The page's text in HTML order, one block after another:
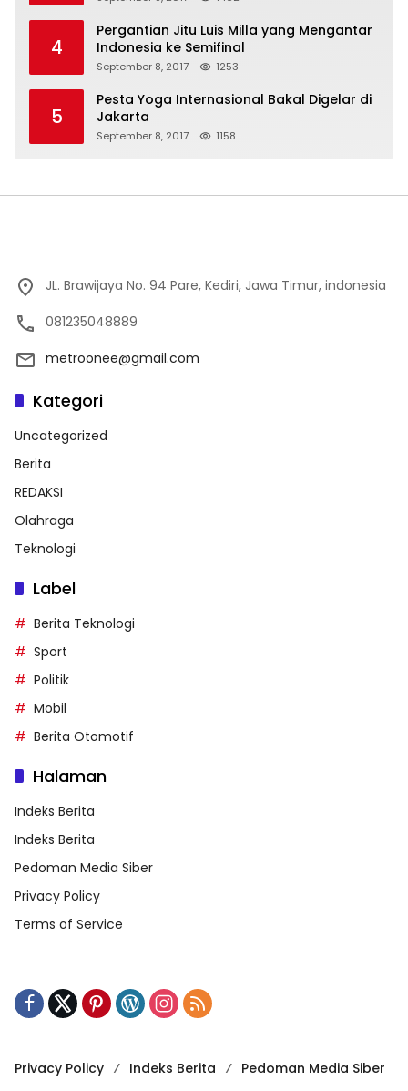
4
Pergantian Jitu Luis Milla yang Mengantar
Indonesia ke Semifinal
September 8, 2017 1253
5
Pesta Yoga Internasional Bakal Digelar di
Jakarta
September 8, 2017 1158
JL. Brawijaya No. 94 Pare, Kediri, Jawa Timur, indonesia
081235048889
metroonee@gmail.com
Kategori
Uncategorized
Berita
REDAKSI
Olahraga
Teknologi
Label
Berita Teknologi
Sport
Politik
Mobil
Berita Otomotif
Halaman
Indeks Berita
Indeks Berita
Pedoman Media Siber
Privacy Policy
Terms of Service
Privacy Policy Indeks Berita Pedoman Media Siber